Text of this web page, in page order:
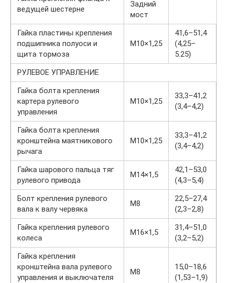
ведущей шестерне
Задний
мост
Гайка пластины крепления
подшипника полуоси и
щита тормоза
М10×1,25
41,6–51,4
(4,25–
5.25)
РУЛЕВОЕ УПРАВЛЕНИЕ
Гайка болта крепления
картера рулевого
управления
М10×1,25
33,3–41,2
(3,4–4,2)
Гайка болта крепления
кронштейна маятникового
рычага
М10×1,25
33,3–41,2
(3,4–4,2)
Гайка шарового пальца тяг
рулевого привода
М14×1,5
42,1–53,0
(4,3–5,4)
Болт крепления рулевого
вала к валу червяка
М8
22,5–27,4
(2,3–2,8)
Гайка крепления рулевого
колеса
М16×1,5
31,4–51,0
(3,2–5,2)
Гайка крепления
кронштейна вала рулевого
управления и выключателя
М8
15,0–18,6
(1,53–1,9)